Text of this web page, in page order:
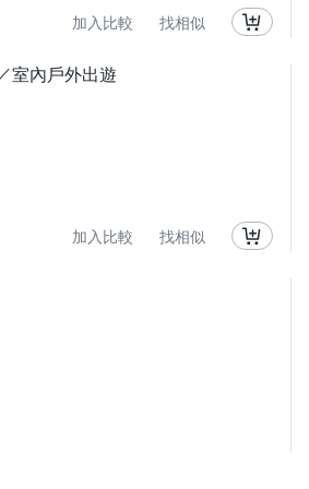
加入比較 找相似
室內戶外出遊
加入比較 找相似